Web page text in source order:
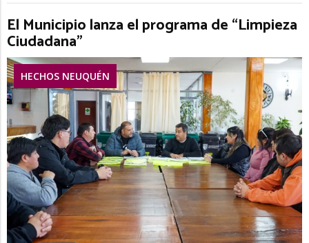
El Municipio lanza el programa de “Limpieza
Ciudadana”
HECHOS NEUQUÉN